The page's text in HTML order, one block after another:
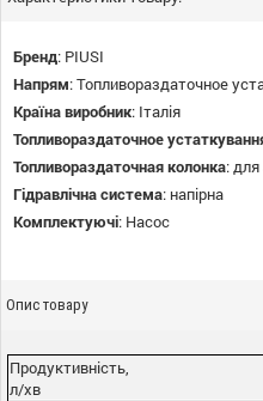
Бренд: PIUSI
Напрям:Топливораздаточное
Країна виробник: Італія
Топливораздаточное
Топливораздаточная колонка:для
Гідравлічна система: напірна
Комплектуючі: Насос
Опис товару
Продуктивність,
л/хв